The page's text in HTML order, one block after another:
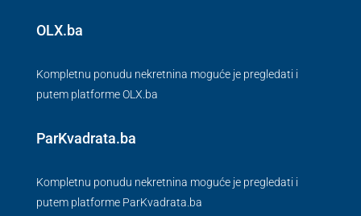
OLX.ba
Kompletnu ponudu nekretnina moguće je pregledati i
putem platforme OLX.ba
ParKvadrata.ba
Kompletnu ponudu nekretnina moguće je pregledati i
putem platforme ParKvadrata.ba